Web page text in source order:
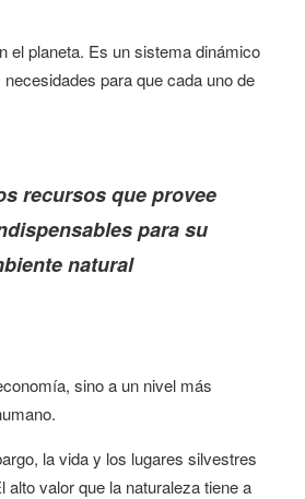
el planeta. Es un sistema dinámico
para que cada uno de
recursos que provee
para su
natural
sino a un nivel más
la vida y los lugares silvestres
alto valor que la naturaleza tiene a